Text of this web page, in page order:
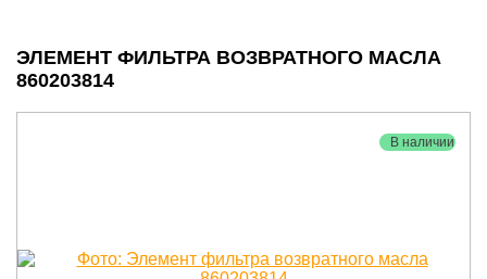
ЭЛЕМЕНТ ФИЛЬТРА ВОЗВРАТНОГО МАСЛА
860203814
В наличии